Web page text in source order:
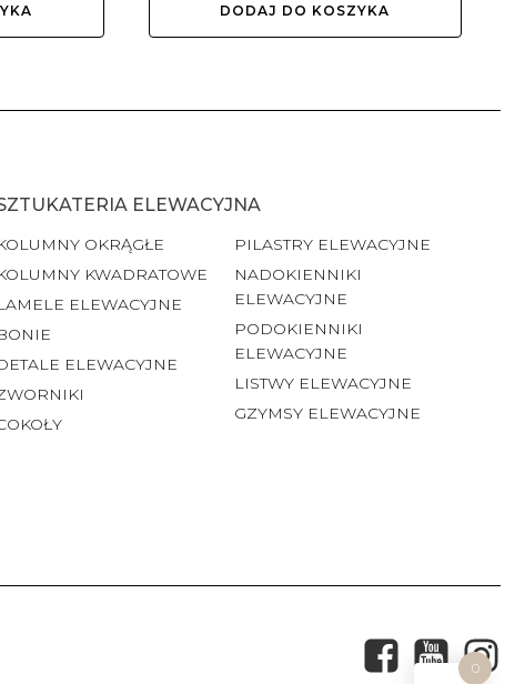
DODAJ DO KOSZYKA
ELEWACYJNA
OKRĄGŁE
KWADRATOWE
ELEWACYJNE
ELEWACYJNE
PILASTRY ELEWACYJNE
NADOKIENNIKI
ELEWACYJNE
PODOKIENNIKI
ELEWACYJNE
LISTWY ELEWACYJNE
GZYMSY ELEWACYJNE
0